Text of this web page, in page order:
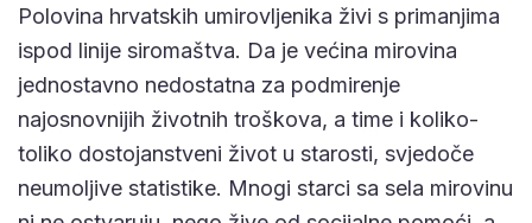
Polovina hrvatskih umirovljenika živi s primanjima
ispod linije siromaštva. Da je većina mirovina
jednostavno nedostatna za podmirenje
najosnovnijih životnih troškova, a time i koliko-
toliko dostojanstveni život u starosti, svjedoče
neumoljive statistike. Mnogi starci sa sela mirovinu